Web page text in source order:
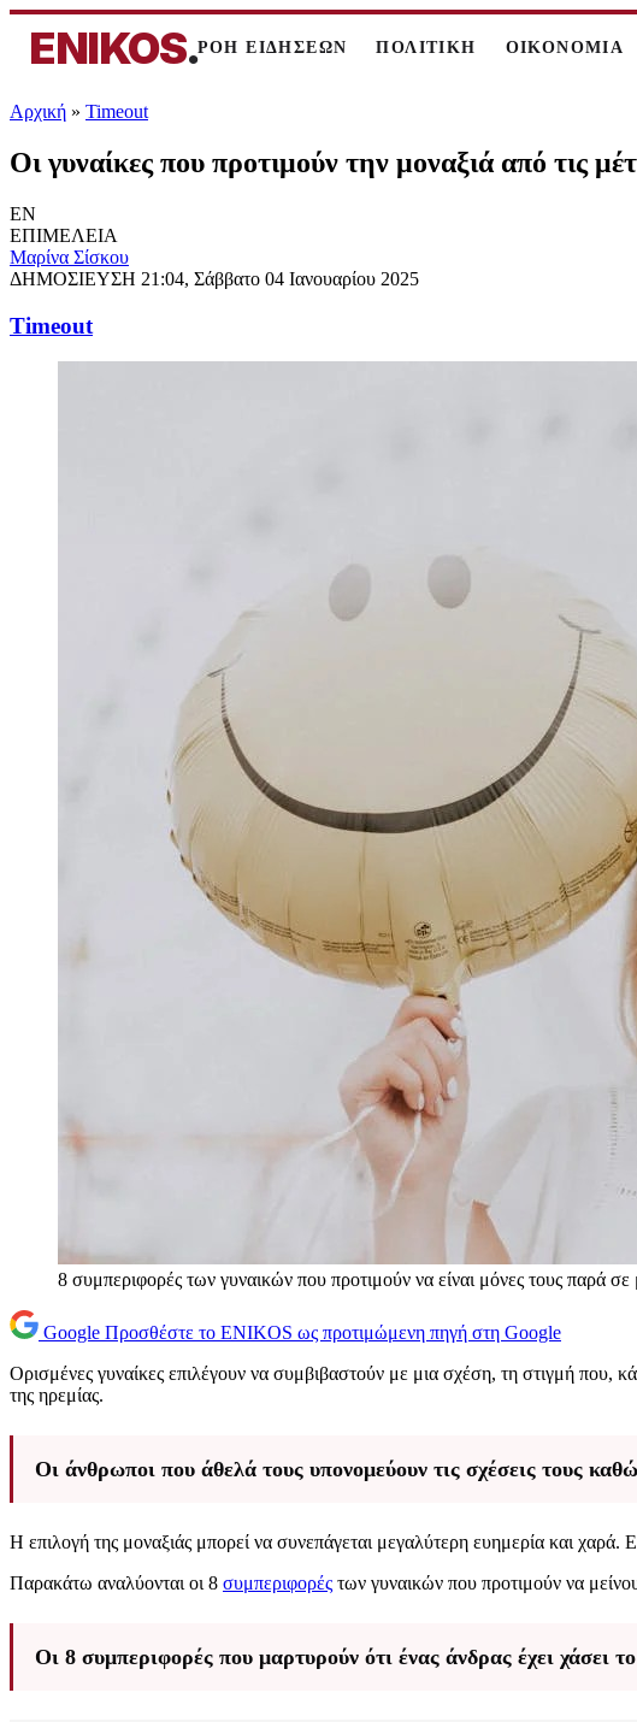
ENIKOS.ΡΟΗ ΕΙΔΗΣΕΩΝ ΠΟΛΙΤΙΚΗ ΟΙΚΟΝΟΜΙΑ
Αρχική » Timeout
Οι γυναίκες που προτιμούν την μοναξιά από τις
EN
ΕΠΙΜΕΛΕΙΑ
Μαρίνα Σίσκου
ΔΗΜΟΣΙΕΥΣΗ 21:04, Σάββατο 04 Ιανουαρίου 2025
Timeout
8 συμπεριφορές των γυναικών που προτιμούν να είναι μόνες τους παρά
Google Προσθέστε το ENIKOS ως προτιμώμενη πηγή στη Google
Ορισμένες γυναίκες επιλέγουν να συμβιβαστούν με μια σχέση, τη στιγμή που,
της ηρεμίας.
Οι άνθρωποι που άθελά τους υπονομεύουν τις σχέσεις τους
Η επιλογή της μοναξιάς μπορεί να συνεπάγεται μεγαλύτερη ευημερία και χαρά.
Παρακάτω αναλύονται οι 8 συμπεριφορές των γυναικών που προτιμούν να
Οι 8 συμπεριφορές που μαρτυρούν ότι ένας άνδρας έχει χάσει